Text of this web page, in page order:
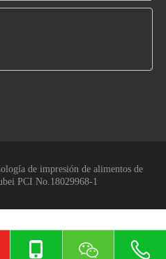
de impresión de alimentos de
PCI No.18029968-1